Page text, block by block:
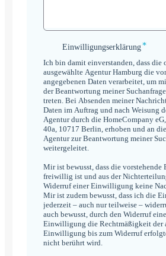
Einwilligungserklärung
Einwilligungserklärung*
Ich bin damit einverstanden, dass die
ausgewählte Agentur Hamburg die
angegebenen Daten verarbeitet, um
der Beantwortung meiner
treten. Bei Absenden meiner
Daten im Auftrag und nach Weisung
Agentur durch die HomeCompany
40a, 10717 Berlin, erhoben und an
Agentur zur Beantwortung meiner
weitergeleitet.
Mir ist bewusst, dass die
freiwillig ist und aus der
Widerruf einer Einwilligung keine
Mir ist zudem bewusst, dass ich die
jederzeit – auch nur teilweise –
auch bewusst, durch den Widerruf
Einwilligung die Rechtmäßigkeit der
Einwilligung bis zum Widerruf
nicht berührt wird.